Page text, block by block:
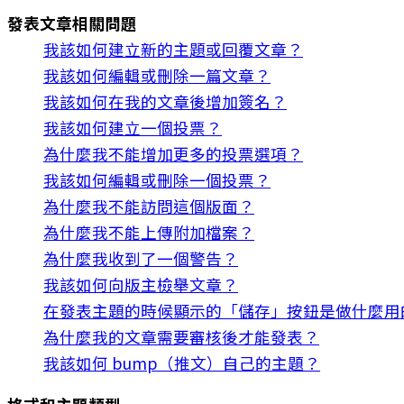
發表文章相關問題
我該如何建立新的主題或回覆文章？
我該如何編輯或刪除一篇文章？
我該如何在我的文章後增加簽名？
我該如何建立一個投票？
為什麼我不能增加更多的投票選項？
我該如何編輯或刪除一個投票？
為什麼我不能訪問這個版面？
為什麼我不能上傳附加檔案？
為什麼我收到了一個警告？
我該如何向版主檢舉文章？
在發表主題的時候顯示的「儲存」按鈕是做什麼
為什麼我的文章需要審核後才能發表？
我該如何 bump（推文）自己的主題？